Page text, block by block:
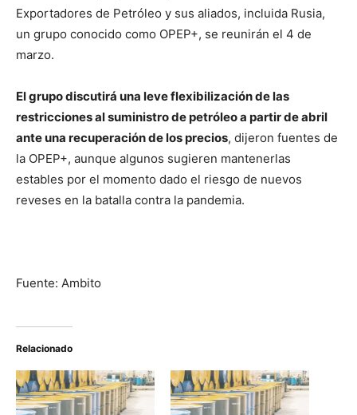
Exportadores de Petróleo y sus aliados, incluida Rusia,
un grupo conocido como OPEP+, se reunirán el 4 de
marzo.
El grupo discutirá una leve flexibilización de las
restricciones al suministro de petróleo a partir de abril
ante una recuperación de los precios, dijeron fuentes de
la OPEP+, aunque algunos sugieren mantenerlas
estables por el momento dado el riesgo de nuevos
reveses en la batalla contra la pandemia.
Fuente: Ambito
Relacionado